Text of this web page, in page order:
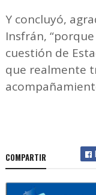
Y concluyó,
Insfrán,
cuestión de
que realmente
COMPARTIR